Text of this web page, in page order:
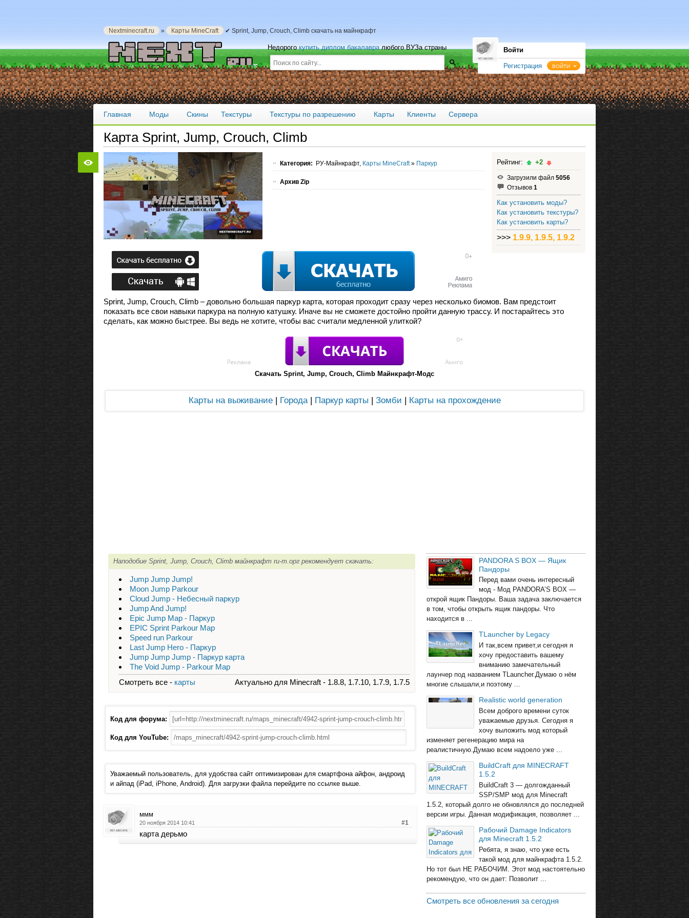
Nextminecraft.ru » Карты MineCraft ✔ Sprint, Jump, Crouch, Climb скачать на майнкрафт
Недорогокупить диплом бакалавралюбого ВУЗа страны Войти
Регистрация ВОЙТИ
Главная Моды Скины Текстуры Текстуры по разрешению Карты Клиенты Сервера
Карта Sprint, Jump, Crouch, Climb
Категория: РУ-Майнкрафт, Карты MineCraft» Паркур
Архив Zip
Рейтинг: +2
Загрузили файл 5056
Отзывов 1
Как установить моды?
Как установить текстуры?
Как установить карты?
>>> 1.9.9, 1.9.5, 1.9.2
Sprint, Jump, Crouch, Climb – довольно большая паркур карта, которая проходит сразу через несколько биомов. Вам предстоит
показать все свои навыки паркура на полную катушку. Иначе вы не сможете достойно пройти данную трассу. И постарайтесь это
сделать, как можно быстрее. Вы ведь не хотите, чтобы вас считали медленной улиткой?
Скачать Sprint, Jump, Crouch, Climb Майнкрафт-Модс
Карты на выживание| Города| Паркур карты Зомби Карты на прохождение
Наподобие Sprint, Jump, Crouch, Climb майнкрафт ru-m.орг рекомендует скачать:
Jump Jump Jump!
Moon Jump Parkour
Cloud Jump - Небесный паркур
Jump And Jump!
Epic Jump Map - Паркур
EPIC Sprint Parkour Map
Speed run Parkour
Last Jump Hero - Паркур
Jump Jump Jump - Паркур карта
The Void Jump - Parkour Map
Смотреть все - карты Актуально для Minecraft - 1.8.8, 1.7.10, 1.7.9, 1.7.5
Код для форума:
Код для YouTube:
Уважаемый пользователь, для удобства сайт оптимизирован для смартфона айфон, андроид
и айпад (iPad, iPhone, Android). Для загрузки файла перейдите по ссылке выше.
ммм
20 ноября 2014 10:41 #1
карта дерьмо
PANDORA S BOX — Ящик
Пандоры
Перед вами очень интересный
мод - Мод PANDORA’S BOX —
открой ящик Пандоры. Ваша задача заключается
в том, чтобы открыть ящик пандоры. Что
находится в ...
TLauncher by Legacy
И так,всем привет,и сегодня я
хочу предоставить вашему
вниманию замечательный
лаунчер под названием TLauncher.Думаю о нём
многие слышали,и поэтому ...
Realistic world generation
Всем доброго времени суток
уважаемые друзья. Сегодня я
хочу выложить мод который
изменяет регенерацию мира на
реалистичную.Думаю всем надоело уже ...
BuildCraft для MINECRAFT
1.5.2
BuildCraft 3 — долгожданный
SSP/SMP мод для Minecraft
1.5.2, который долго не обновлялся до последней
версии игры. Данная модификация, позволяет ...
Рабочий Damage Indicators
для Minecraft 1.5.2
Ребята, я знаю, что уже есть
такой мод для майнкрафта 1.5.2.
Но тот был НЕ РАБОЧИМ. Этот мод настоятельно
рекомендую, что он дает: Позволит ...
Смотреть все обновления за сегодня